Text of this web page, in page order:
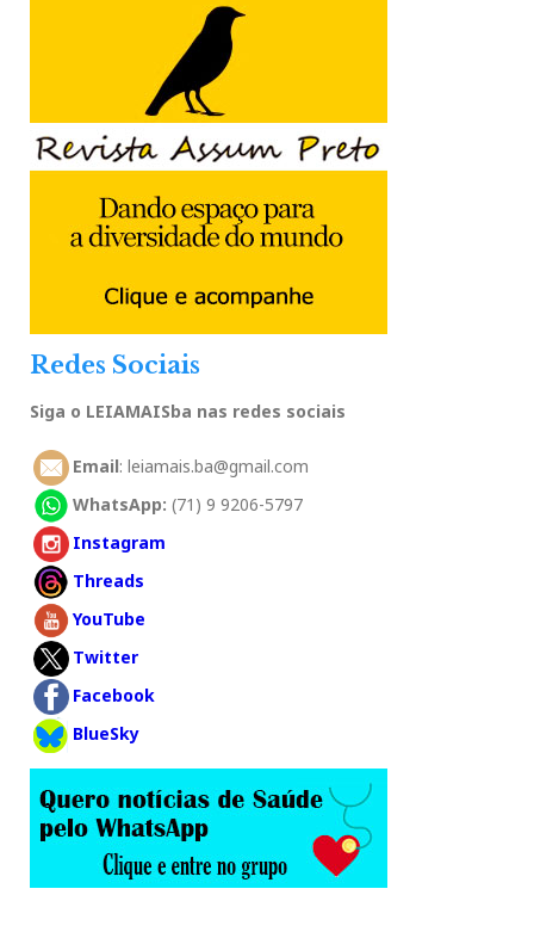
Redes Sociais
Siga o LEIAMAISba nas redes sociais
Email: leiamais.ba@gmail.com
WhatsApp: (71) 9 9206-5797
Instagram
Threads
YouTube
Twitter
Facebook
BlueSky